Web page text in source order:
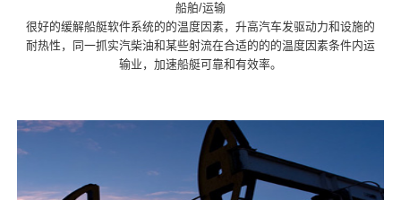
船舶/运输
很好的缓解船艇软件系统的的温度因素，升高汽车发驱动力和设施的
耐热性，同一抓实汽柴油和某些射流在合适的的的温度因素条件内运
输业，加速船艇可靠和有效率。